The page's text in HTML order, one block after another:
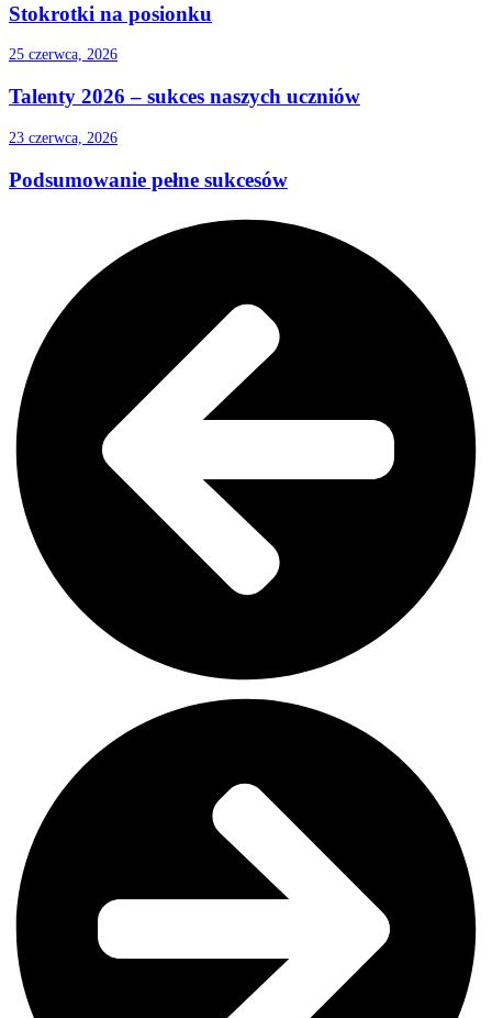
Stokrotki na posionku
25 czerwca, 2026
Talenty 2026 – sukces naszych uczniów
23 czerwca, 2026
Podsumowanie pełne sukcesów